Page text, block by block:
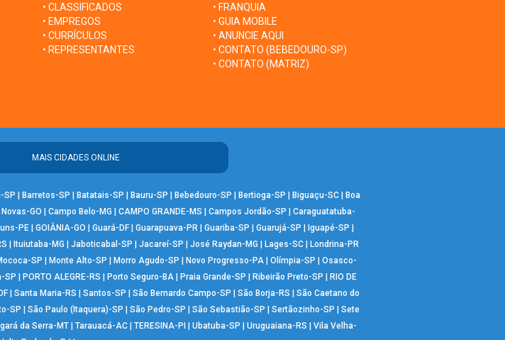
• CLASSIFICADOS
• EMPREGOS
• CURRÍCULOS
• REPRESENTANTES
• FRANQUIA
• GUIA MOBILE
• ANUNCIE AQUI
• CONTATO (BEBEDOURO-SP)
• CONTATO (MATRIZ)
MAIS CIDADES ONLINE
SP Barretos-SP Batatais-SP Bauru-SP Bebedouro-SP Bertioga-SP Biguaçu-SC|
Boa
GO Campo Belo-MG CAMPO GRANDE-MS Campos Jordão-SP
Caraguatatuba-
PE GOIÂNIA-GO Guará-DF Guarapuava-PR Guariba-SP Guarujá-SP Iguapé-SP
Ituiutaba-MG Jaboticabal-SP Jacareí-SP José Raydan-MG Lages-SC|
Londrina-PR
SP Monte Alto-SP Morro Agudo-SP Novo Progresso-PA Olímpia-SP
Osasco-
SP PORTO ALEGRE-RS Porto Seguro-BA| Praia Grande-SP Ribeirão Preto-SP
RIO DE
Santa Maria-RS Santos-SP São Bernardo Campo-SP São Borja-RS
São Caetano do
SP São Paulo (Itaquera)-SP São Pedro-SP São Sebastião-SP Sertãozinho-SP
Sete
da Serra-MT| Tarauacá-AC| TERESINA-PI Ubatuba-SP Uruguaiana-RS
Vila Velha-